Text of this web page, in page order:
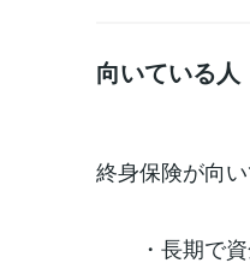
向いている人
終身保険が向い
・長期で資